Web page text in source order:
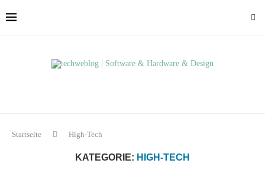
Startseite High-Tech
KATEGORIE: HIGH-TECH